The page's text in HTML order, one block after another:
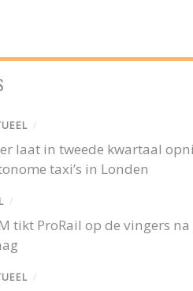
/
laat in tweede kwartaal
taxi’s in Londen
/
tikt ProRail op de vingers
/